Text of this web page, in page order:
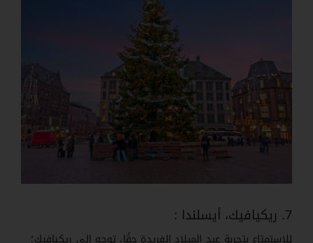
7. ريكيافيك، أيسلندا :
للاستمتاع بتجربة عيد الميلاد الفريدة حقًا، توجه إلى ريكيافيك؛